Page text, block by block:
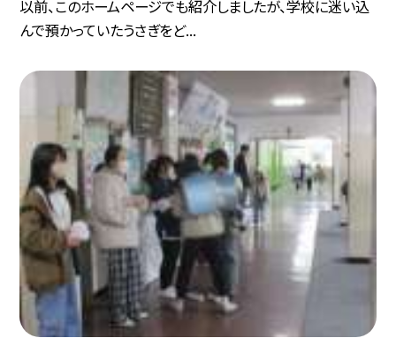
以前、このホームページでも紹介しましたが、学校に迷い込
んで預かっていたうさぎをど...